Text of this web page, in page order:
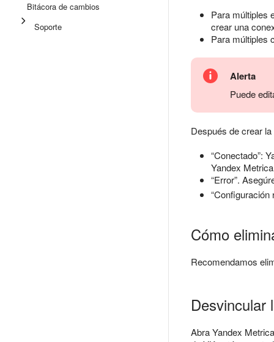
Bitácora de cambios
Soporte
Para múltiples
crear una
Para múltiples
Alerta
Puede
Después de crear
“Conectado”:
Yandex
“Error”.
Cómo
Recomendamos
Desvincular
Abra Yandex